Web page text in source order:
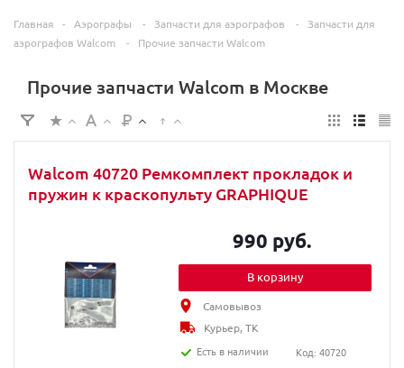
Главная - Аэрографы - Запчасти для аэрографов -
Запчасти для
аэрографов Walcom
- Прочие запчасти Walcom
Прочие запчасти Walcom в Москве
Walcom 40720 Ремкомплект прокладок и
пружин к краскопульту GRAPHIQUE
990 руб.
В корзину
Самовывоз
Курьер, ТК
Есть в наличии
Код: 40720